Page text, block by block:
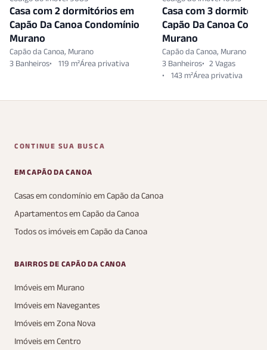
Casa com 2 dormitórios em
Capão Da Canoa Condomínio
Murano
Capão da Canoa, Murano
3 Banheiros
119 m²
Casa com 3
Capão Da Canoa
Murano
Capão da Canoa, Murano
3 Banheiros
2 Vagas
143 m²
CONTINUE SUA BUSCA
EM CAPÃO DA CANOA
Casas em condomínio em Capão da Canoa
Apartamentos em Capão da Canoa
Todos os imóveis em Capão da Canoa
BAIRROS DE CAPÃO DA CANOA
Imóveis em Murano
Imóveis em Navegantes
Imóveis em Zona Nova
Imóveis em Centro